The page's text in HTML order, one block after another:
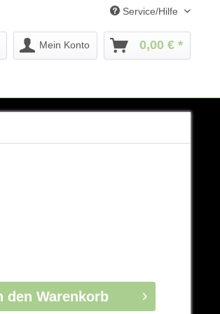
Service/Hilfe
Mein Konto 0,00 € *
den Warenkorb